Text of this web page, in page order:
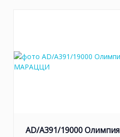
AD/A391/19000